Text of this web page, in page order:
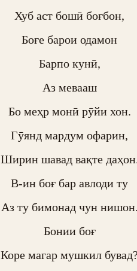
Хуб аст бошӣ боғбон,
Боғе барои одамон
Барпо кунӣ,
Аз мевааш
Бо меҳр монӣ рӯйи хон.
Гӯянд мардум офарин,
Ширин шавад вақте
В-ин боғ бар авлоди ту
Аз ту бимонад чун нишон.
Бонии боғ
Коре магар мушкил бувад?